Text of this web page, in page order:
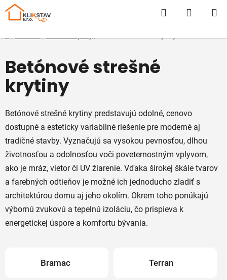
Prejsť
Hľadať
Betónové strešné
krytiny
Betónové strešné krytiny predstavujú odolné, cenovo
dostupné a esteticky variabilné riešenie pre moderné aj
tradičné stavby. Vyznačujú sa vysokou pevnosťou, dlhou
životnosťou a odolnosťou voči poveternostným vplyvom,
ako je mráz, vietor či UV žiarenie. Vďaka širokej škále tvarov
a farebných odtieňov je možné ich jednoducho zladiť s
architektúrou domu aj jeho okolím. Okrem toho ponúkajú
výbornú zvukovú a tepelnú izoláciu, čo prispieva k
energetickej úspore a komfortu bývania.
Bramac Terran